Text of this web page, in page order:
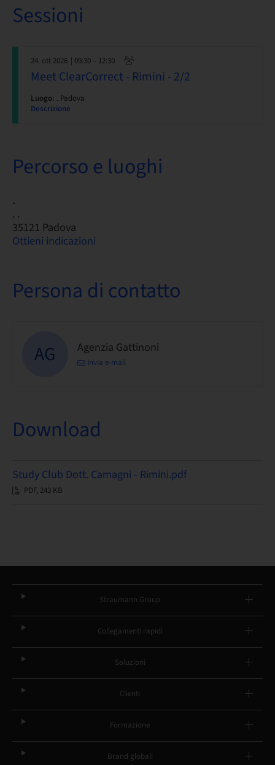
Sessioni
24. ott 2026 | 09:30 – 12:30
Meet ClearCorrect - Rimini - 2/2
Luogo: . Padova
Descrizione
Percorso e luoghi
.
. .
35121 Padova
Ottieni indicazioni
Persona di contatto
AG Agenzia Gattinoni
Invia e-mail
Download
Study Club Dott. Camagni - Rimini.pdf
PDF, 243 KB
Straumann Group
Collegamenti rapidi
Soluzioni
Clienti
Formazione
Brand globali